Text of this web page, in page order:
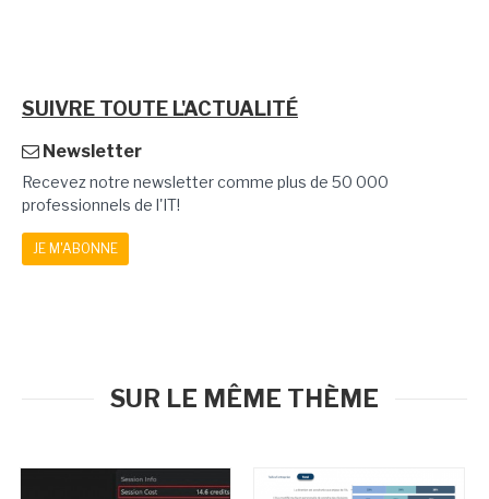
SUIVRE TOUTE L'ACTUALITÉ
Newsletter
Recevez notre newsletter comme plus de 50 000
professionnels de l'IT!
JE M'ABONNE
SUR LE MÊME THÈME